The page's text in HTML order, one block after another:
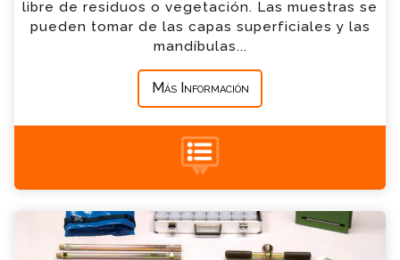
libre de residuos o vegetación. Las muestras se
pueden tomar de las capas superficiales y las
mandíbulas...
Más Información
Mensaje
*
+34 935 900 007
Kits de muestreo de suelos en anillos
Consulta
Por favor completa el formulario, un miembro